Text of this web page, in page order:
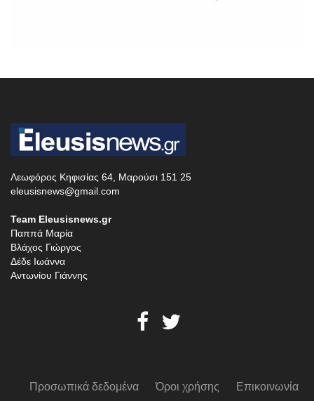
Λεωφόρος Κηφισίας 64, Μαρούσι 151 25
eleusisnews@gmail.com
Team Eleusisnews.gr
Παππά Μαρία
Βλάχος Γιώργος
Δέδε Ιωάννα
Αντωνίου Γιάννης
Προσωπικά δεδομένα Όροι χρήσης Επικοινωνία